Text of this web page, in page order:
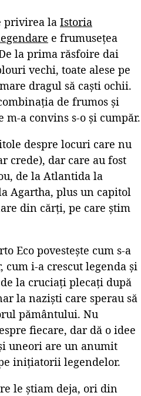
privirea la Istoria
e frumusețea
la prima răsfoire dai
vechi, toate alese pe
dragul să caști ochii.
de frumos și
m-a convins s-o și cumpăr.
despre locuri care nu
crede), dar care au fost
de la Atlantida la
Agartha, plus un capitol
din cărți, pe care știm
Eco povestește cum s-a
cum i-a crescut legenda și
la cruciați plecați după
la naziști care sperau să
pământului. Nu
fiecare, dar dă o idee
uneori are un anumit
inițiatorii legendelor.
le știam deja, ori din